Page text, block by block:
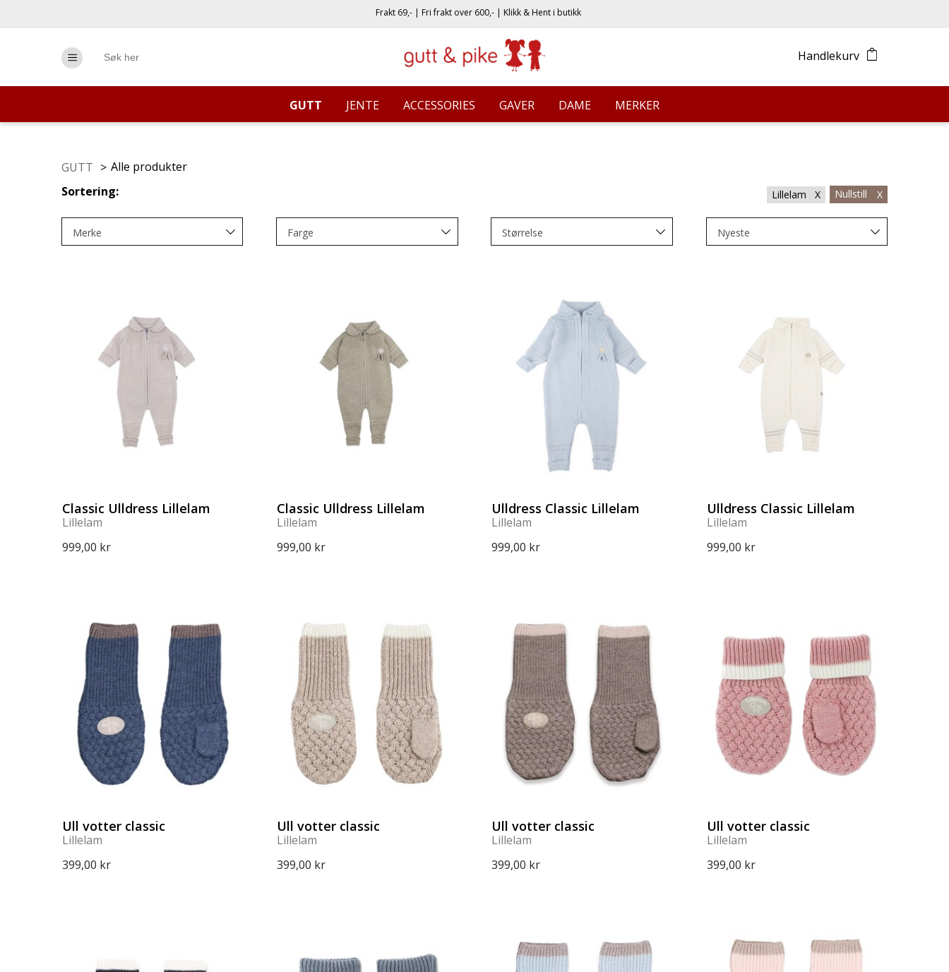
Frakt 69,- | Fri frakt over 600,- | Klikk & Hent i butikk
GUTT JENTE ACCESSORIES GAVER DAME MERKER
Handlekurv
GUTT > Alle produkter
Sortering:
Nullstill X
Lillelam X
Merke Farge Størrelse Nyeste
Classic Ulldress Lillelam
Lillelam
999,00 kr
Classic Ulldress Lillelam
Lillelam
999,00 kr
Ulldress Classic Lillelam
Lillelam
999,00 kr
Ulldress Classic Lillelam
Lillelam
999,00 kr
Ull votter classic
Lillelam
399,00 kr
Ull votter classic
Lillelam
399,00 kr
Ull votter classic
Lillelam
399,00 kr
Ull votter classic
Lillelam
399,00 kr